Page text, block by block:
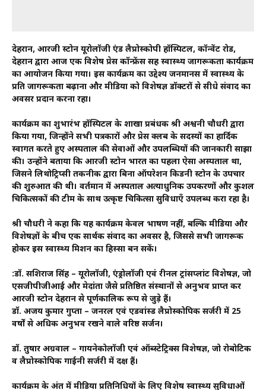
देहरादून, आरजी स्टोन यूरोलॉजी एंड लैप्रोस्कोपी हॉस्पिटल, कॉन्वेंट रोड,
देहरादून द्वारा आज एक विशेष प्रेस कॉन्फ्रेंस सह स्वास्थ्य जागरूकता कार्यक्रम
का आयोजन किया गया। इस कार्यक्रम का उद्देश्य जनमानस में स्वास्थ्य के
प्रति जागरूकता बढ़ाना और मीडिया को विशेषज्ञ डॉक्टरों से सीधे संवाद का
अवसर प्रदान करना रहा।
कार्यक्रम का शुभारंभ हॉस्पिटल के शाखा प्रबंधक श्री अश्वनी चौधरी द्वारा
किया गया, जिन्होंने सभी पत्रकारों और प्रेस क्लब के सदस्यों का हार्दिक
स्वागत करते हुए अस्पताल की सेवाओं और उपलब्धियों की जानकारी साझा
की। उन्होंने बताया कि आरजी स्टोन भारत का पहला ऐसा अस्पताल था,
जिसने लिथोट्रिप्सी तकनीक द्वारा बिना ऑपरेशन किडनी स्टोन के उपचार
की शुरुआत की थी। वर्तमान में अस्पताल अत्याधुनिक उपकरणों और कुशल
चिकित्सकों की टीम के साथ उत्कृष्ट चिकित्सा सुविधाएँ उपलब्ध करा रहा है।
श्री चौधरी ने कहा कि यह कार्यक्रम केवल भाषण नहीं, बल्कि मीडिया और
विशेषज्ञों के बीच एक सार्थक संवाद का अवसर है, जिससे सभी जागरूक
होकर इस स्वास्थ्य मिशन का हिस्सा बन सकें।
:डॉ. सशिराज सिंह – यूरोलॉजी, एंड्रोलॉजी एवं रीनल ट्रांसप्लांट विशेषज्ञ, जो
एसजीपीजीआई और मेदांता जैसे प्रतिष्ठित संस्थानों से अनुभव प्राप्त कर
आरजी स्टोन देहरादून से पूर्णकालिक रूप से जुड़े हैं।
डॉ. अजय कुमार गुप्ता – जनरल एवं एडवांस्ड लैप्रोस्कोपिक सर्जरी में 25
वर्षों से अधिक अनुभव रखने वाले वरिष्ठ सर्जन।
डॉ. तुषार अग्रवाल – गायनेकोलॉजी एवं ऑब्स्टेट्रिक्स विशेषज्ञ, जो रोबोटिक
व लैप्रोस्कोपिक गाईनी सर्जरी में दक्ष हैं।
कार्यक्रम के अंत में मीडिया प्रतिनिधियों के लिए विशेष स्वास्थ्य सुविधाओं